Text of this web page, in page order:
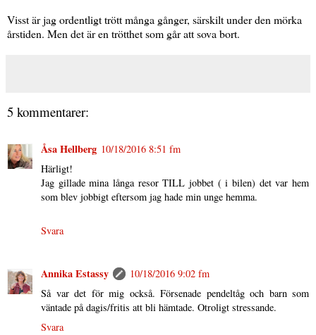
Visst är jag ordentligt trött många gånger, särskilt under den mörka
årstiden. Men det är en trötthet som går att sova bort.
5 kommentarer:
Åsa Hellberg 10/18/2016 8:51 fm
Härligt!
Jag gillade mina långa resor TILL jobbet ( i bilen) det var hem
som blev jobbigt eftersom jag hade min unge hemma.
Svara
Annika Estassy
10/18/2016 9:02 fm
Så var det för mig också. Försenade pendeltåg och barn som
väntade på dagis/fritis att bli hämtade. Otroligt stressande.
Svara